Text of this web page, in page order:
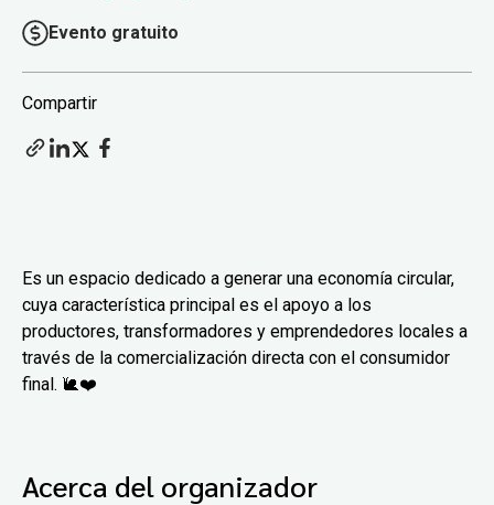
Evento gratuito
Compartir
Es un espacio dedicado a generar una economía circular,
cuya característica principal es el apoyo a los
productores, transformadores y emprendedores locales a
través de la comercialización directa con el consumidor
final. 🐌❤️
Acerca del organizador